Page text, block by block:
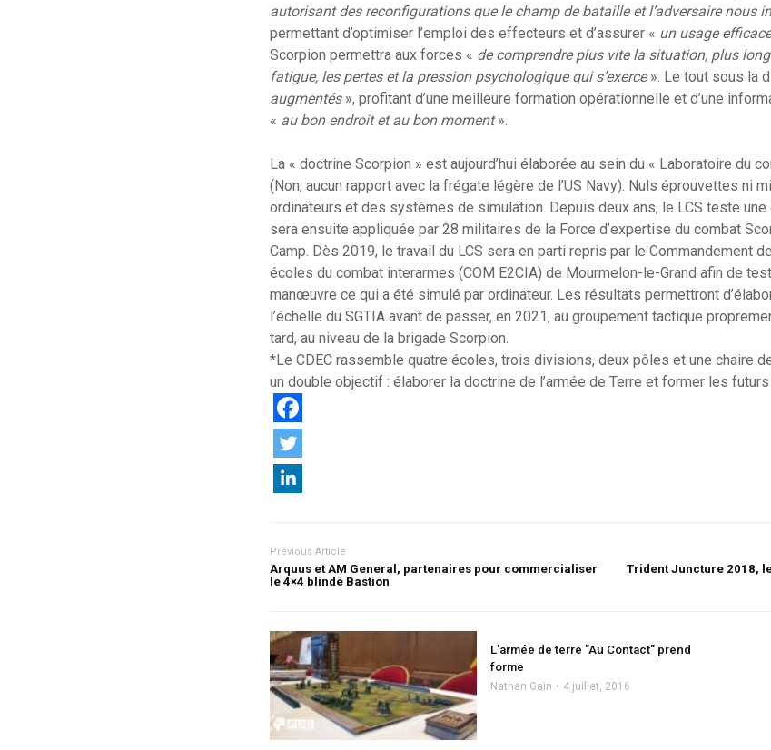
autorisant des reconfigurations que le champ de bataille et l’adversaire nous
permettant d’optimiser l’emploi des effecteurs et d’assurer « un usage
Scorpion permettra aux forces « de comprendre plus vite la situation, plus
fatigue, les pertes et la pression psychologique qui s’exerce». Le tout sous la
augmentés», profitant d’une meilleure formation opérationnelle et d’une
« au bon endroit et au bon moment».
La « doctrine Scorpion » est aujourd’hui élaborée au sein du « Laboratoire du
(Non, aucun rapport avec la frégate légère de l’US Navy). Nuls éprouvettes ni
ordinateurs et des systèmes de simulation. Depuis deux ans, le LCS teste
sera ensuite appliquée par 28 militaires de la Force d’expertise du combat
Camp. Dès 2019, le travail du LCS sera en parti repris par le Commandement
écoles du combat interarmes (COM E2CIA) de Mourmelon-le-Grand afin de
manœuvre ce qui a été simulé par ordinateur. Les résultats permettront
l’échelle du SGTIA avant de passer, en 2021, au groupement tactique
tard, au niveau de la brigade Scorpion.
*Le CDEC rassemble quatre écoles, trois divisions, deux pôles et une chaire
un double objectif : élaborer la doctrine de l’armée de Terre et former les
Previous Article
Arquus et AM General, partenaires pour commercialiser
le 4×4 blindé Bastion
Trident Juncture 2018,
L'armée de terre "Au Contact" prend
forme
Nathan Gain 4 juillet, 2016